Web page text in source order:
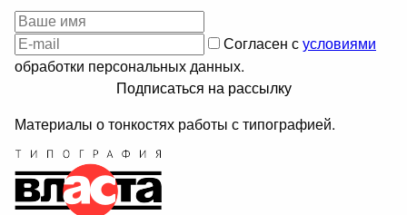
Согласен сусловиями
обработки персональных данных.
Подписаться на рассылку
Материалы о тонкостях работы с типографией.